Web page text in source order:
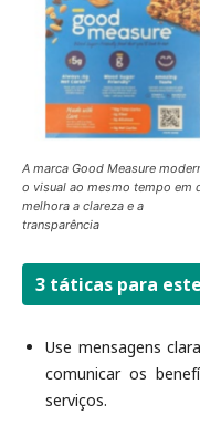
A marca Good Measure
o visual ao mesmo tempo em
melhora a clareza e a
transparência
3 táticas para
Use mensagens
comunicar os
serviços.